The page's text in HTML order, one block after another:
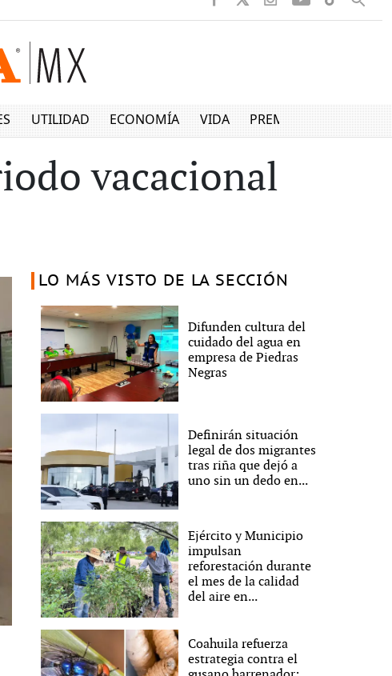
UTILIDAD ECONOMÍA VIDA PREMIUM
vacacional
LO MÁS VISTO DE LA SECCIÓN
Difunden cultura del
cuidado del agua en
empresa de Piedras
Negras
Definirán situación
legal de dos migrantes
tras riña que dejó a
uno sin un dedo en...
Ejército y Municipio
impulsan
reforestación durante
el mes de la calidad
del aire en...
Coahuila refuerza
estrategia contra el